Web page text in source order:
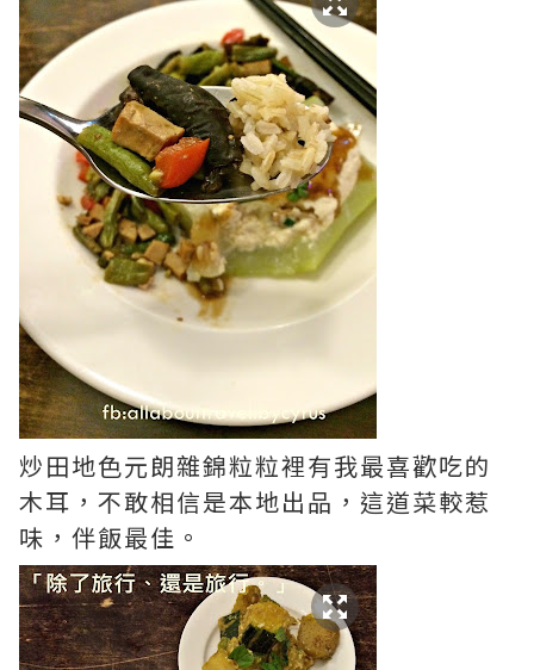
炒田地色元朗雜錦粒粒裡有我最喜歡吃的
木耳，不敢相信是本地出品，這道菜較惹
味，伴飯最佳。